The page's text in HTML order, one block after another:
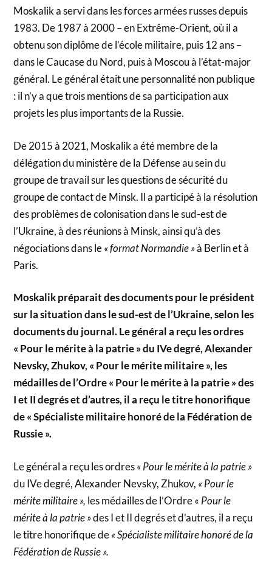
Moskalik a servi dans les forces armées russes depuis
1983. De 1987 à 2000 – en Extrême-Orient, où il a
obtenu son diplôme de l’école militaire, puis 12 ans –
dans le Caucase du Nord, puis à Moscou à l’état-major
général. Le général était une personnalité non publique
: il n’y a que trois mentions de sa participation aux
projets les plus importants de la Russie.
De 2015 à 2021, Moskalik a été membre de la
délégation du ministère de la Défense au sein du
groupe de travail sur les questions de sécurité du
groupe de contact de Minsk. Il a participé à la résolution
des problèmes de colonisation dans le sud-est de
l’Ukraine, à des réunions à Minsk, ainsi qu’à des
négociations dans le« format Normandie »à Berlin et à
Paris.
Moskalik préparait des documents pour le président
sur la situation dans le sud-est de l’Ukraine, selon les
documents du journal. Le général a reçu les ordres
« Pour le mérite à la patrie » du IVe degré, Alexander
Nevsky, Zhukov, « Pour le mérite militaire », les
médailles de l’Ordre « Pour le mérite à la patrie » des
I et II degrés et d’autres, il a reçu le titre honorifique
de « Spécialiste militaire honoré de la Fédération de
Russie ».
Le général a reçu les ordres« Pour le mérite à la patrie »
du IVe degré, Alexander Nevsky, Zhukov, « Pour le
mérite militaire », les médailles de l’Ordre « Pour le
mérite à la patrie »des I et II degrés et d’autres, il a reçu
le titre honorifique de« Spécialiste militaire honoré de la
Fédération de Russie ».